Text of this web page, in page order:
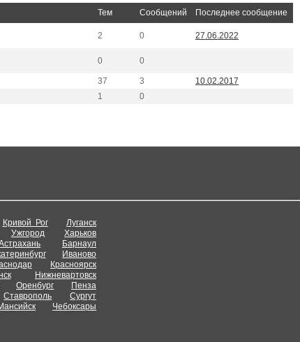
Тем Сообщений Последнее сообщение
2 0 27.06.2022
0 0
37 3 10.02.2017
1 0
Кривой Рог
Луганск
Ужгород
Харьков
Барнаул
Иваново
Красноярск
Нижневартовск
Оренбург
Пенза
Ставрополь
Сургут
Чебоксары